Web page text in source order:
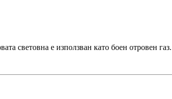
световна е използван като боен отровен газ.